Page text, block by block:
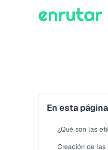
En esta página
¿Qué son las
Creación de